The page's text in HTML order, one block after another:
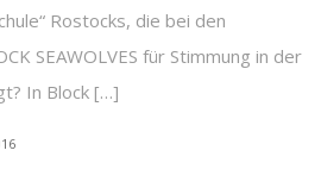
Rostocks, die bei den
SEAWOLVES für Stimmung in der
In Block […]